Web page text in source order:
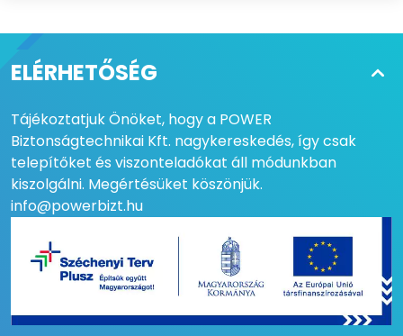
ELÉRHETŐSÉG
Tájékoztatjuk Önöket, hogy a POWER
Biztonságtechnikai Kft. nagykereskedés, így csak
telepítőket és viszonteladókat áll módunkban
kiszolgálni. Megértésüket köszönjük.
info@powerbizt.hu